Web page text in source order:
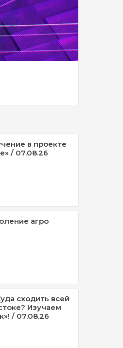
в проекте
/ 07.08.26
агро
сходить всей
Изучаем
/ 07.08.26